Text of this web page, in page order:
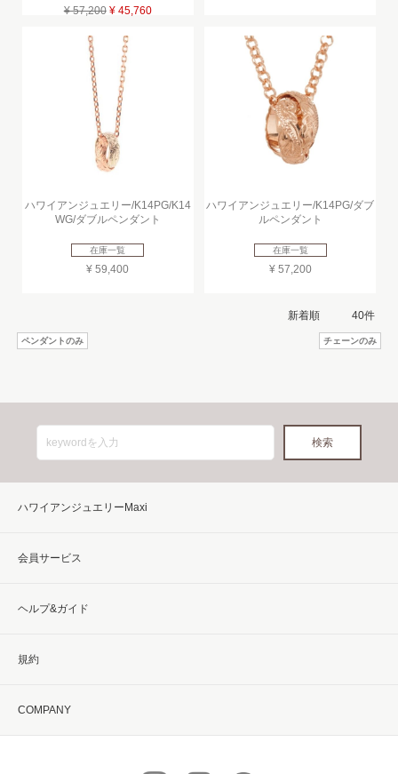
¥ 57,200 ¥ 45,760
ハワイアンジュエリー/K14PG/K14
WG/ダブルペンダント
在庫一覧
¥ 59,400
ハワイアンジュエリー/K14PG/ダブ
ルペンダント
在庫一覧
¥ 57,200
ペンダントのみ チェーンのみ
ハワイアンジュエリーMaxi
会員サービス
ヘルプ&ガイド
規約
COMPANY